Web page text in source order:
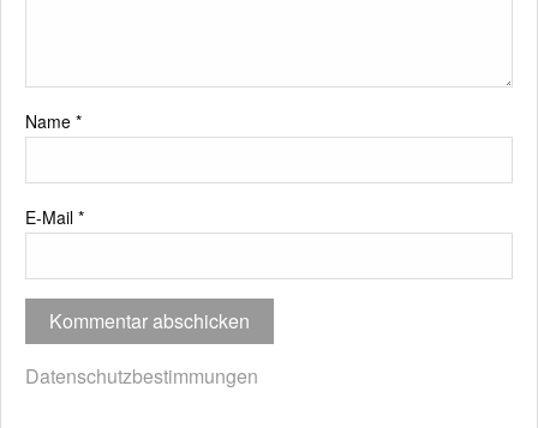
Name *
E-Mail *
Datenschutzbestimmungen